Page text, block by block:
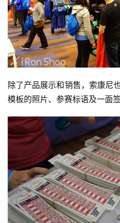
除了产品展示和销售，索康尼
模板的照片、参赛标语及一面签